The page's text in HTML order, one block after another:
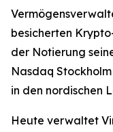
besicherten
der Notierung
Nasdaq
in den nordischen
Heute verwaltet